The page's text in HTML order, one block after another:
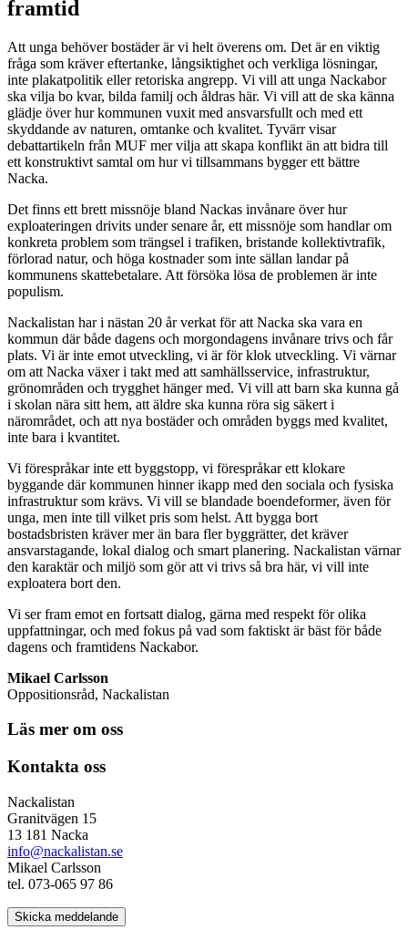
framtid
Att unga behöver bostäder är vi helt överens om. Det är en viktig
fråga som kräver eftertanke, långsiktighet och verkliga lösningar,
inte plakatpolitik eller retoriska angrepp. Vi vill att unga Nackabor
ska vilja bo kvar, bilda familj och åldras här. Vi vill att de ska känna
glädje över hur kommunen vuxit med ansvarsfullt och med ett
skyddande av naturen, omtanke och kvalitet. Tyvärr visar
debattartikeln från MUF mer vilja att skapa konflikt än att bidra till
ett konstruktivt samtal om hur vi tillsammans bygger ett bättre
Nacka.
Det finns ett brett missnöje bland Nackas invånare över hur
exploateringen drivits under senare år, ett missnöje som handlar om
konkreta problem som trängsel i trafiken, bristande kollektivtrafik,
förlorad natur, och höga kostnader som inte sällan landar på
kommunens skattebetalare. Att försöka lösa de problemen är inte
populism.
Nackalistan har i nästan 20 år verkat för att Nacka ska vara en
kommun där både dagens och morgondagens invånare trivs och får
plats. Vi är inte emot utveckling, vi är för klok utveckling. Vi värnar
om att Nacka växer i takt med att samhällsservice, infrastruktur,
grönområden och trygghet hänger med. Vi vill att barn ska kunna gå
i skolan nära sitt hem, att äldre ska kunna röra sig säkert i
närområdet, och att nya bostäder och områden byggs med kvalitet,
inte bara i kvantitet.
Vi förespråkar inte ett byggstopp, vi förespråkar ett klokare
byggande där kommunen hinner ikapp med den sociala och fysiska
infrastruktur som krävs. Vi vill se blandade boendeformer, även för
unga, men inte till vilket pris som helst. Att bygga bort
bostadsbristen kräver mer än bara fler byggrätter, det kräver
ansvarstagande, lokal dialog och smart planering. Nackalistan värnar
den karaktär och miljö som gör att vi trivs så bra här, vi vill inte
exploatera bort den.
Vi ser fram emot en fortsatt dialog, gärna med respekt för olika
uppfattningar, och med fokus på vad som faktiskt är bäst för både
dagens och framtidens Nackabor.
Mikael Carlsson
Oppositionsråd, Nackalistan
Läs mer om oss
Kontakta oss
Nackalistan
Granitvägen 15
13 181 Nacka
info@nackalistan.se
Mikael Carlsson
tel. 073-065 97 86
Skicka meddelande